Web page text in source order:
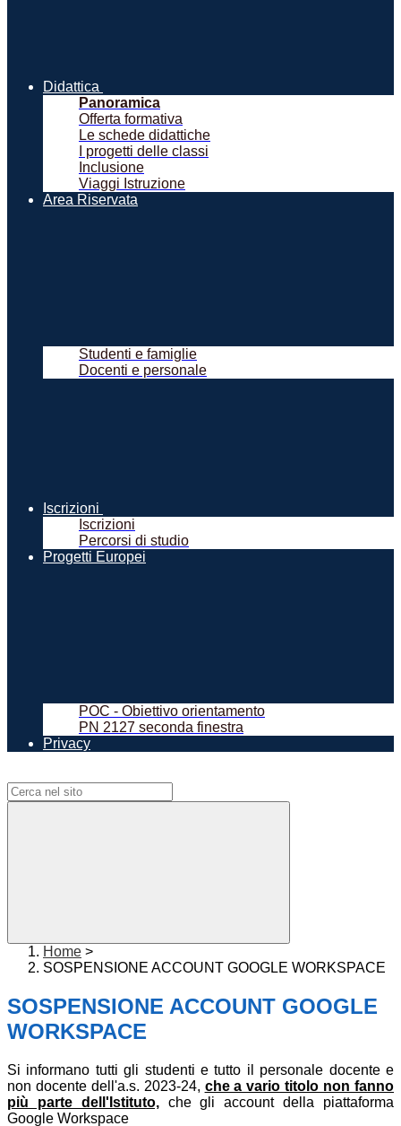
Didattica
Panoramica
Offerta formativa
Le schede didattiche
I progetti delle classi
Inclusione
Viaggi Istruzione
Area Riservata
Studenti e famiglie
Docenti e personale
Iscrizioni
Iscrizioni
Percorsi di studio
Progetti Europei
POC - Obiettivo orientamento
PN 2127 seconda finestra
Privacy
Home >
SOSPENSIONE ACCOUNT GOOGLE WORKSPACE
SOSPENSIONE ACCOUNT GOOGLE
WORKSPACE
Si informano tutti gli studenti e tutto il personale docente e
non docente dell'a.s. 2023-24, che a vario titolo non fanno
più parte dell'Istituto,
che gli account della piattaforma
Google Workspace